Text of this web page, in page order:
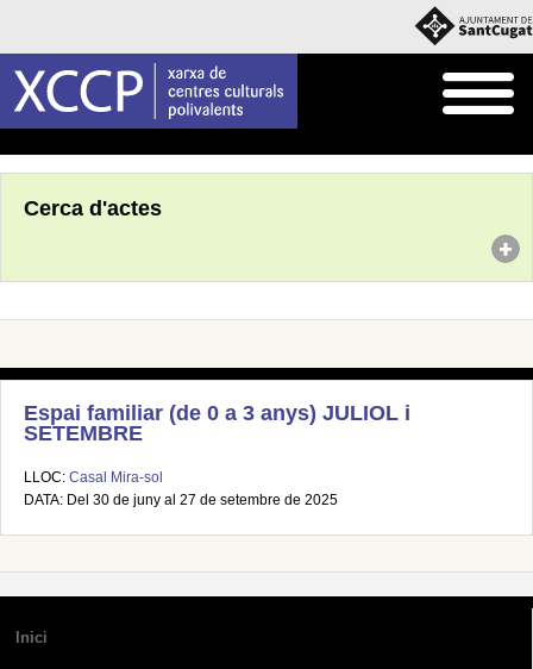
Cerca d'actes
Espai familiar (de 0 a 3 anys) JULIOL i
SETEMBRE
LLOC: Casal Mira-sol
DATA: Del 30 de juny al 27 de setembre de 2025
Inici